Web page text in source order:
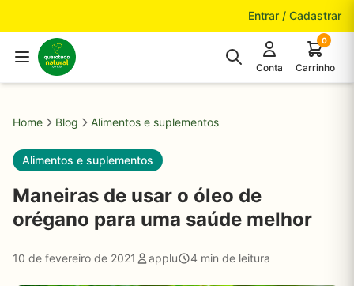
Entrar / Cadastrar
Conta
0
Carrinho
Home Blog Alimentos e suplementos
Alimentos e suplementos
Maneiras de usar o óleo de
orégano para uma saúde melhor
10 de fevereiro de 2021 applu 4 min de leitura